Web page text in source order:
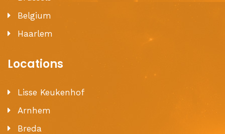
Belgium
Haarlem
Locations
Lisse Keukenhof
Arnhem
Breda